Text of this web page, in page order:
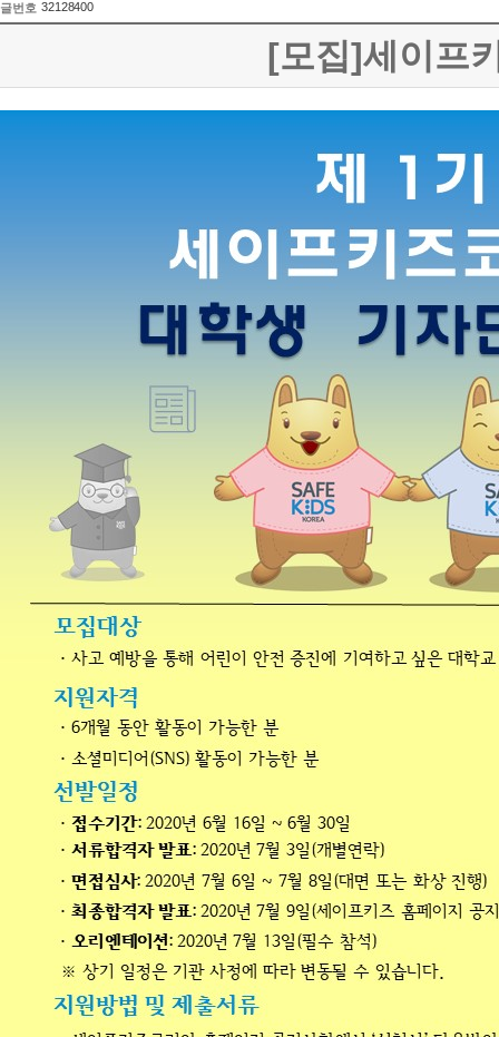
글번호 32128400
[모집]세이프